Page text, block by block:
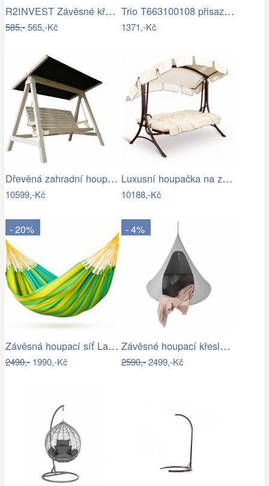
R2INVEST Závěsné křeslo s třásněmi…
585,-565,-Kč
Trio T663100108 přisazené stropní…
1371,-Kč
Dřevěná zahradní houpačka Lucas pro 4…
10599,-Kč
Luxusní houpačka na zahradu - VGD
10188,-Kč
- 20%
Závěsná houpací síť La Siesta SONRISA -…
2490,-1990,-Kč
- 4%
Závěsné houpací křeslo, světle šedá,…
2590,-2499,-Kč